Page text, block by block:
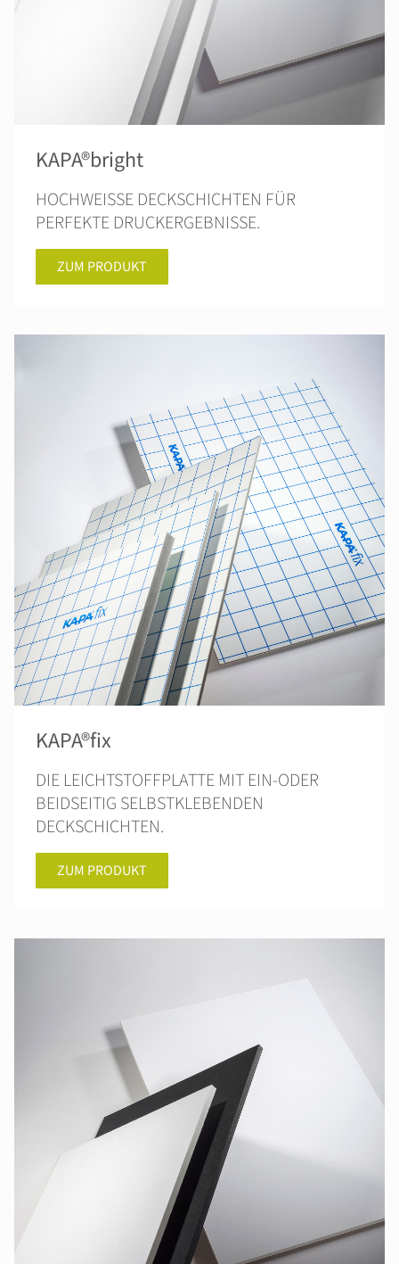
KAPA®bright
HOCHWEISSE DECKSCHICHTEN FÜR
PERFEKTE DRUCKERGEBNISSE.
ZUM PRODUKT
KAPA®fix
DIE LEICHTSTOFFPLATTE MIT EIN-ODER
BEIDSEITIG SELBSTKLEBENDEN
DECKSCHICHTEN.
ZUM PRODUKT